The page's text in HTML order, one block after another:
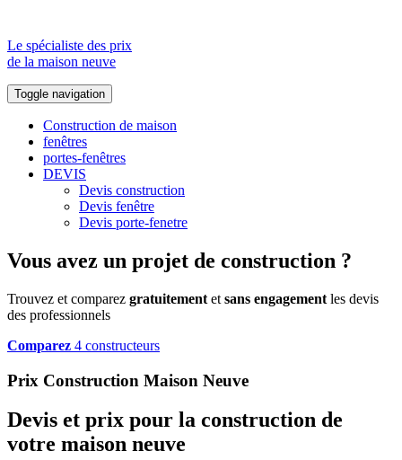
Le spécialiste des prix
de la maison neuve
Toggle navigation
Construction de maison
fenêtres
portes-fenêtres
DEVIS
Devis construction
Devis fenêtre
Devis porte-fenetre
Vous avez un projet de construction ?
Trouvez et comparez gratuitement et sans engagement les devis
des professionnels
Comparez 4 constructeurs
Prix Construction Maison Neuve
Devis et prix pour la construction de
votre maison neuve